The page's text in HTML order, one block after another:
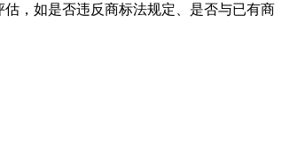
，如是否违反商标法规定、是否与已有商